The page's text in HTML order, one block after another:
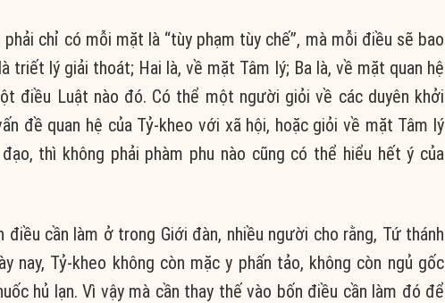
chỉ có mỗi mặt là “tùy phạm tùy chế”, mà mỗi điều sẽ bao
lý giải thoát; Hai là, về mặt Tâm lý; Ba là, về mặt quan hệ
điều Luật nào đó. Có thể một người giỏi về các duyên khởi
đề quan hệ của Tỷ-kheo với xã hội, hoặc giỏi về mặt Tâm lý
thì không phải phàm phu nào cũng có thể hiểu hết ý của
điều cần làm ở trong Giới đàn, nhiều người cho rằng, Tứ thánh
nay, Tỷ-kheo không còn mặc y phấn tảo, không còn ngủ gốc
hủ lạn. Vì vậy mà cần thay thế vào bốn điều cần làm đó để